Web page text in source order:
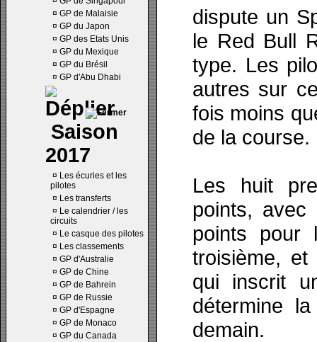
¤ GP de Malaisie
¤ GP du Japon
¤ GP des Etats Unis
¤ GP du Mexique
¤ GP du Brésil
¤ GP d'Abu Dhabi
Saison
2017
¤ Les écuries et les
pilotes
¤ Les transferts
¤ Le calendrier / les
circuits
¤ Le casque des pilotes
¤ Les classements
¤ GP d'Australie
¤ GP de Chine
¤ GP de Bahrein
¤ GP de Russie
¤ GP d'Espagne
¤ GP de Monaco
¤ GP du Canada
dispute un
le Red Bull
type. Les
autres sur
fois moins
de la course.
Les huit
points,
points pour
troisième, et
qui inscrit
détermine
demain.